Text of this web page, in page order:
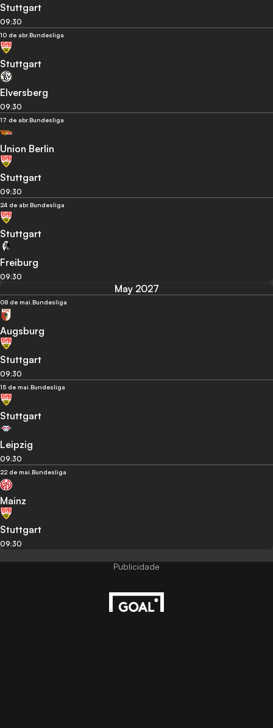
Stuttgart
09:30
10 de abr.Bundesliga
Stuttgart
Elversberg
09:30
17 de abr.Bundesliga
Union Berlin
Stuttgart
09:30
24 de abr.Bundesliga
Stuttgart
Freiburg
09:30
May 2027
08 de mai.Bundesliga
Augsburg
Stuttgart
09:30
15 de mai.Bundesliga
Stuttgart
Leipzig
09:30
22 de mai.Bundesliga
Mainz
Stuttgart
09:30